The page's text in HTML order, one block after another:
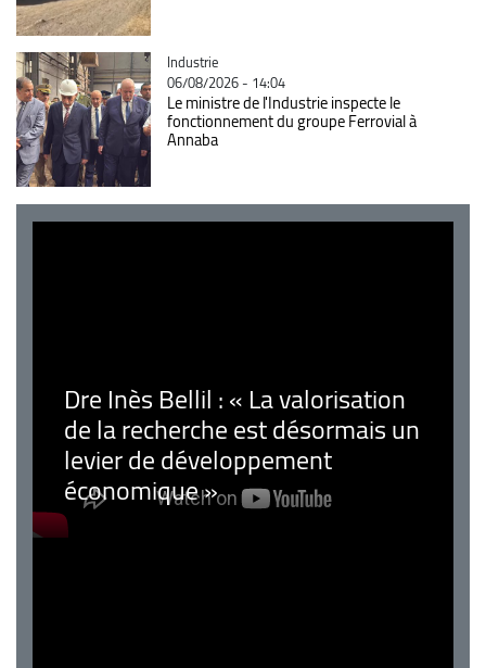
Catégorie
Industrie
06/08/2026 - 14:04
Le ministre de l'Industrie inspecte le
fonctionnement du groupe Ferrovial à
Annaba
Dre Inès Bellil : « La valorisation
de la recherche est désormais un
levier de développement
économique »